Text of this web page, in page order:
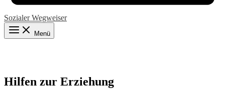
Sozialer Wegweiser
Menü
Hilfen zur Erziehung